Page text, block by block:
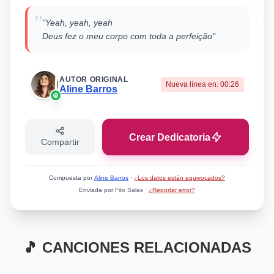
""Yeah, yeah, yeah
Deus fez o meu corpo com toda a perfeição"
AUTOR ORIGINAL
Aline Barros Nueva línea en: 00:26
Compartir Crear Dedicatoria
Compuesta porAline Barros · ¿Los datos están equivocados?
Enviada porFito Salas · ¿Reportar error?
🎵 CANCIONES RELACIONADAS